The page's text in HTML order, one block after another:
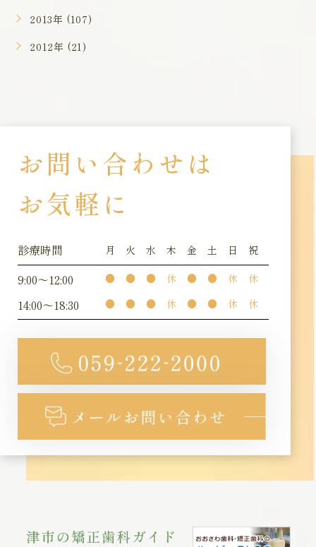
2013年 (107)
2012年 (21)
お問い合わせは
お気軽に
診療時間 月 火 水 木 金 土 日 祝
9:00～12:00 ● ● ● 休 ● ● 休 休
14:00～18:30 ● ● ● 休 ● ● 休 休